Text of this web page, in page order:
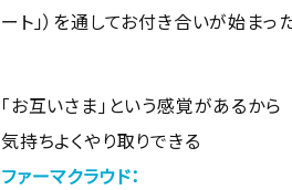
ート」）を通してお付き合いが始まっ
「お互いさま」という感覚があるから
気持ちよくやり取りできる
ファーマクラウド：